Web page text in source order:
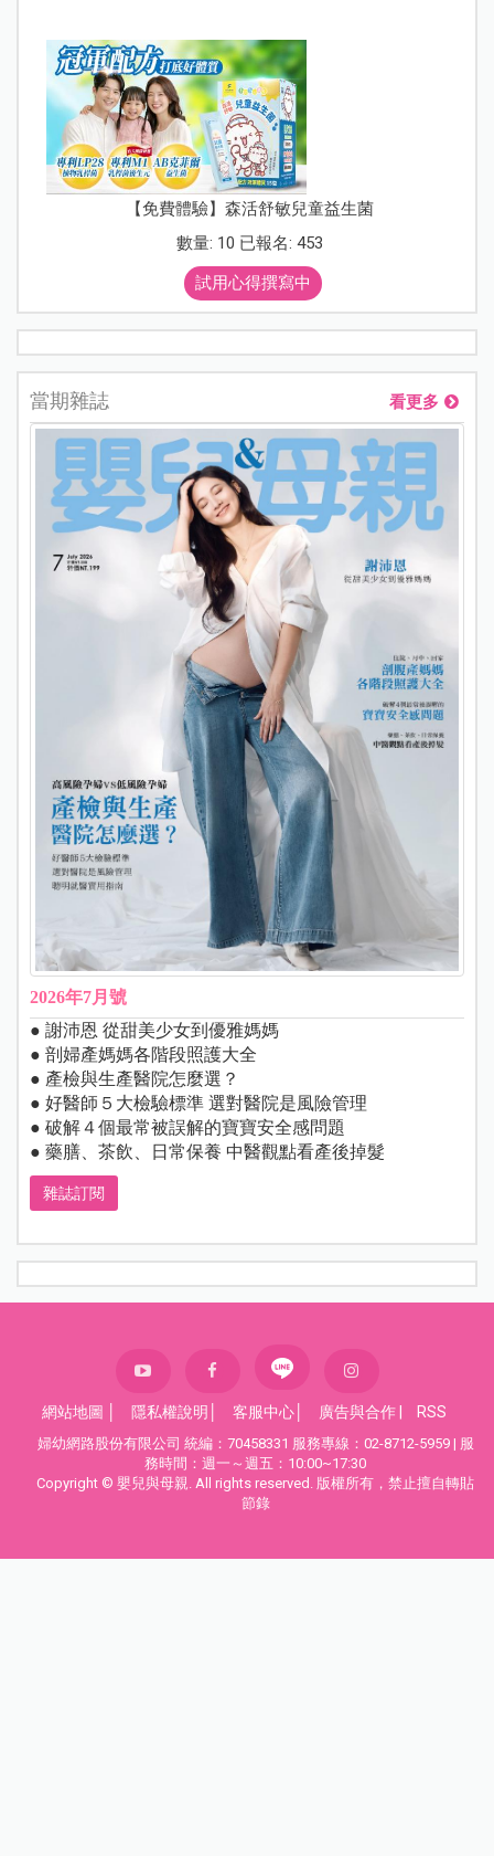
【免費體驗】森活舒敏兒童益生菌
數量: 10 已報名: 453
試用心得撰寫中
當期雜誌 看更多
2026年7月號
● 謝沛恩 從甜美少女到優雅媽媽
● 剖婦產媽媽各階段照護大全
● 產檢與生產醫院怎麼選？
● 好醫師５大檢驗標準 選對醫院是風險管理
● 破解４個最常被誤解的寶寶安全感問題
● 藥膳、茶飲、日常保養 中醫觀點看產後掉髮
雜誌訂閱
網站地圖 隱私權說明 客服中心 廣告與合作 RSS
婦幼網路股份有限公司 統編：70458331 服務專線：02-8712-5959 | 服
務時間：週一～週五：10:00~17:30
Copyright © 嬰兒與母親. All rights reserved. 版權所有，禁止擅自轉貼
節錄